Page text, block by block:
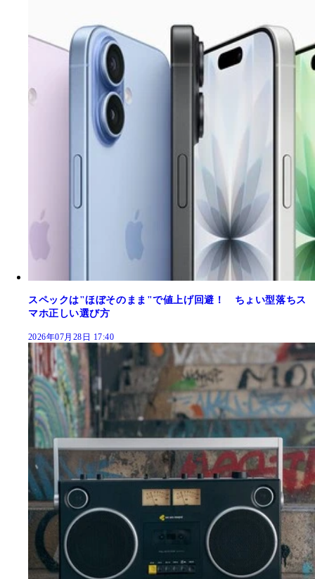
スペックは"ほぼそのまま"で値上げ回避！ ちょい型落ちス
マホ正しい選び方
2026年07月28日 17:40